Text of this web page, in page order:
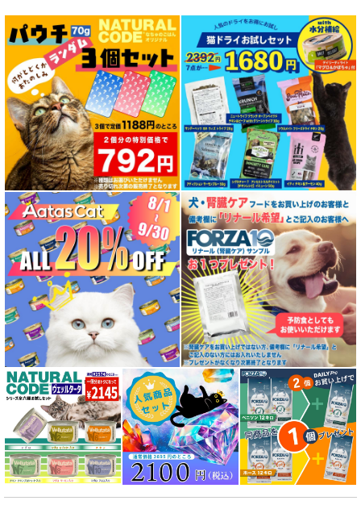
特集 グリーントライプ（第４胃）とは
特集 フリーズドライ
特集 エアドライフード
特殊製法のドッグフード
特殊製法のキャットフード
全年齢対応 フード for DOG
パピー用 フード for DOG
成犬用 フード for DOG
シニア犬用フード for DOG
食物アレルギー対応 ドッグフード
腎臓ケア対応ドッグフード